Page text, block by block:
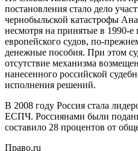
постановления стало дело
чернобыльской катастрофы
несмотря на принятые в 1990-
европейского судов, по-
денежные пособия. При этом
отсутствие механизма
нанесенного российской
исполнения решений.
В 2008 году Россия стала
ЕСПЧ. Россиянами были
составило 28 процентов от
Право.ru